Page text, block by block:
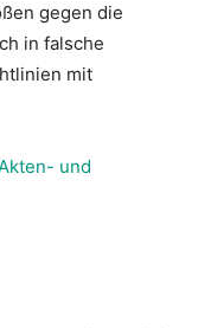
gegen die
in falsche
mit
und